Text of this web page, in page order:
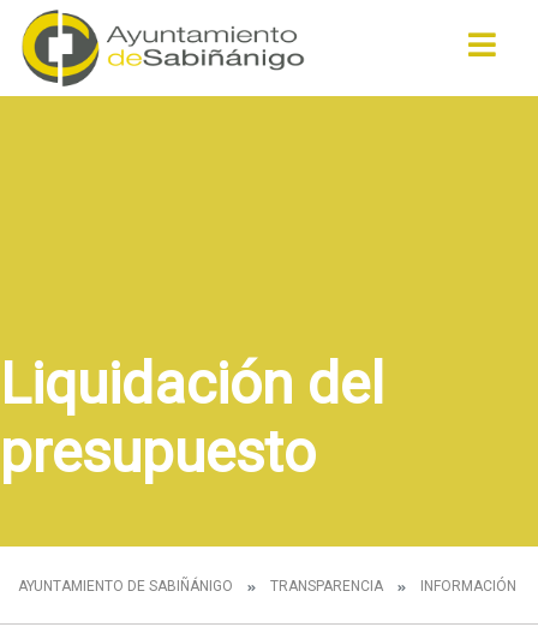
Liquidación del
presupuesto
AYUNTAMIENTO DE SABIÑÁNIGO TRANSPARENCIA INFORMACIÓN